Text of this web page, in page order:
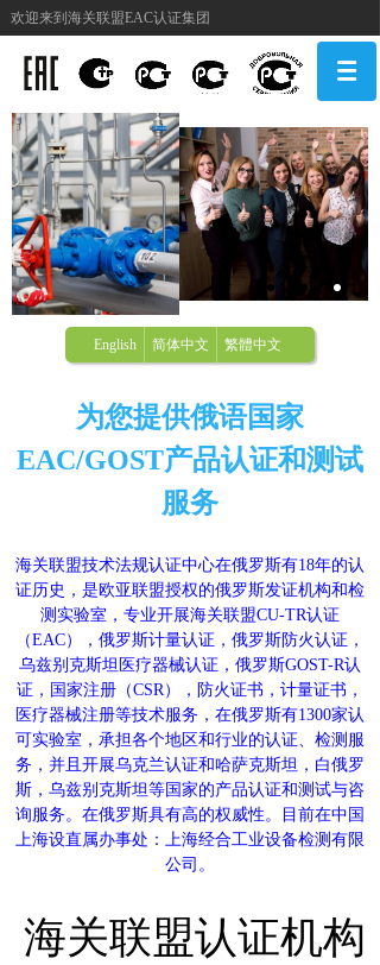
欢迎来到海关联盟EAC认证集团
English 简体中文 繁體中文
为您提供俄语国家
EAC/GOST产品认证和测试
服务
海关联盟技术法规认证中心在俄罗斯有18年的认
证历史，是欧亚联盟授权的俄罗斯发证机构和检
测实验室，专业开展海关联盟CU-TR认证
（EAC），俄罗斯计量认证，俄罗斯防火认证，
乌兹别克斯坦医疗器械认证，俄罗斯GOST-R认
证，国家注册（CSR），防火证书，计量证书，
医疗器械注册等技术服务，在俄罗斯有1300家认
可实验室，承担各个地区和行业的认证、检测服
务，并且开展乌克兰认证和哈萨克斯坦，白俄罗
斯，乌兹别克斯坦等国家的产品认证和测试与咨
询服务。在俄罗斯具有高的权威性。目前在中国
上海设直属办事处：上海经合工业设备检测有限
公司。
海关联盟认证机构